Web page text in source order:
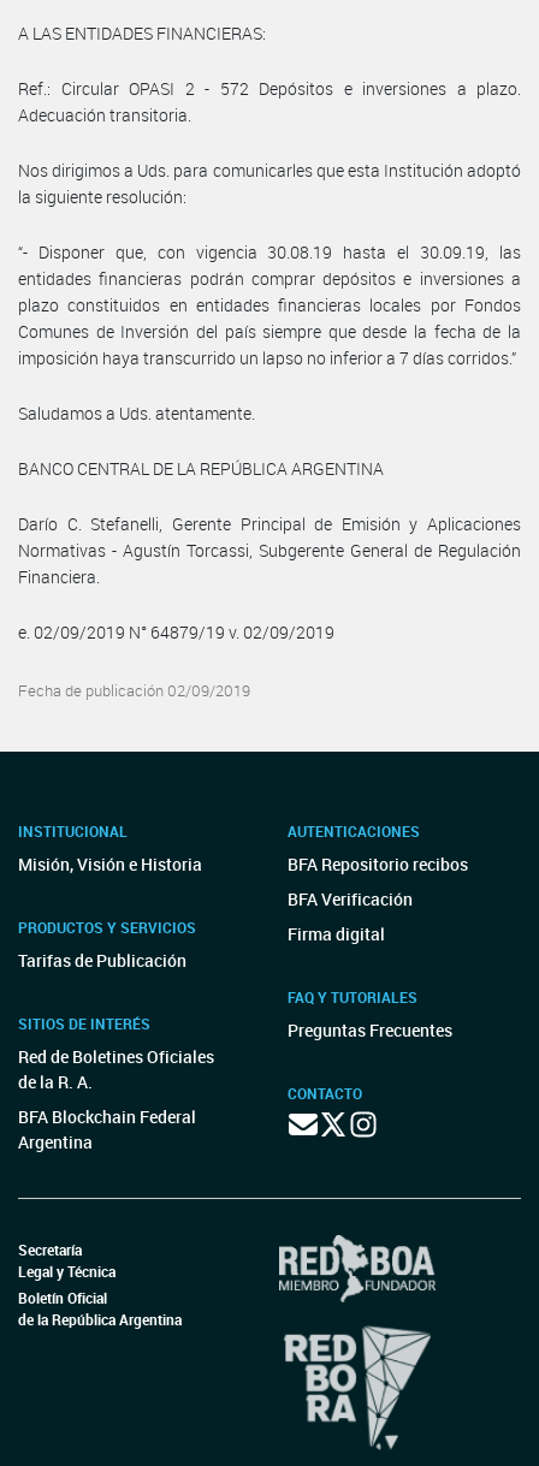
A LAS ENTIDADES FINANCIERAS:
Ref.: Circular OPASI 2 - 572 Depósitos e inversiones a plazo.
Adecuación transitoria.
Nos dirigimos a Uds. para comunicarles que esta Institución adoptó
la siguiente resolución:
“- Disponer que, con vigencia 30.08.19 hasta el 30.09.19, las
entidades financieras podrán comprar depósitos e inversiones a
plazo constituidos en entidades financieras locales por Fondos
Comunes de Inversión del país siempre que desde la fecha de la
imposición haya transcurrido un lapso no inferior a 7 días corridos.”
Saludamos a Uds. atentamente.
BANCO CENTRAL DE LA REPÚBLICA ARGENTINA
Darío C. Stefanelli, Gerente Principal de Emisión y Aplicaciones
Normativas - Agustín Torcassi, Subgerente General de Regulación
Financiera.
e. 02/09/2019 N° 64879/19 v. 02/09/2019
Fecha de publicación 02/09/2019
INSTITUCIONAL
Misión, Visión e Historia
PRODUCTOS Y SERVICIOS
Tarifas de Publicación
SITIOS DE INTERÉS
Red de Boletines Oficiales
de la R. A.
BFA Blockchain Federal
Argentina
AUTENTICACIONES
BFA Repositorio recibos
BFA Verificación
Firma digital
FAQ Y TUTORIALES
Preguntas Frecuentes
CONTACTO
Secretaría
Legal y Técnica
Boletín Oficial
de la República Argentina